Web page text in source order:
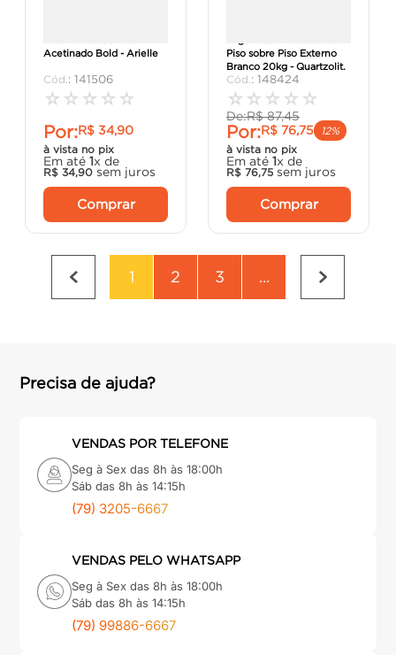
Acetinado Bold - Arielle
: 141506
☆ ☆ ☆ ☆ ☆
Por:R$ 34,90
à vista no pix
Em até 1x de
R$ 34,90 sem juros
Comprar
Piso sobre Piso Externo
Branco 20kg - Quartzolit.
: 148424
☆ ☆ ☆ ☆ ☆
De:R$ 87,45
Por:R$ 76,75
12%
à vista no pix
Em até 1x de
R$ 76,75 sem juros
Comprar
1 2 3 ...
Precisa de ajuda?
VENDAS POR TELEFONE
Seg à Sex das 8h às 18:00h
Sáb das 8h às 14:15h
(79) 3205-6667
VENDAS PELO WHATSAPP
Seg à Sex das 8h às 18:00h
Sáb das 8h às 14:15h
(79) 99886-6667